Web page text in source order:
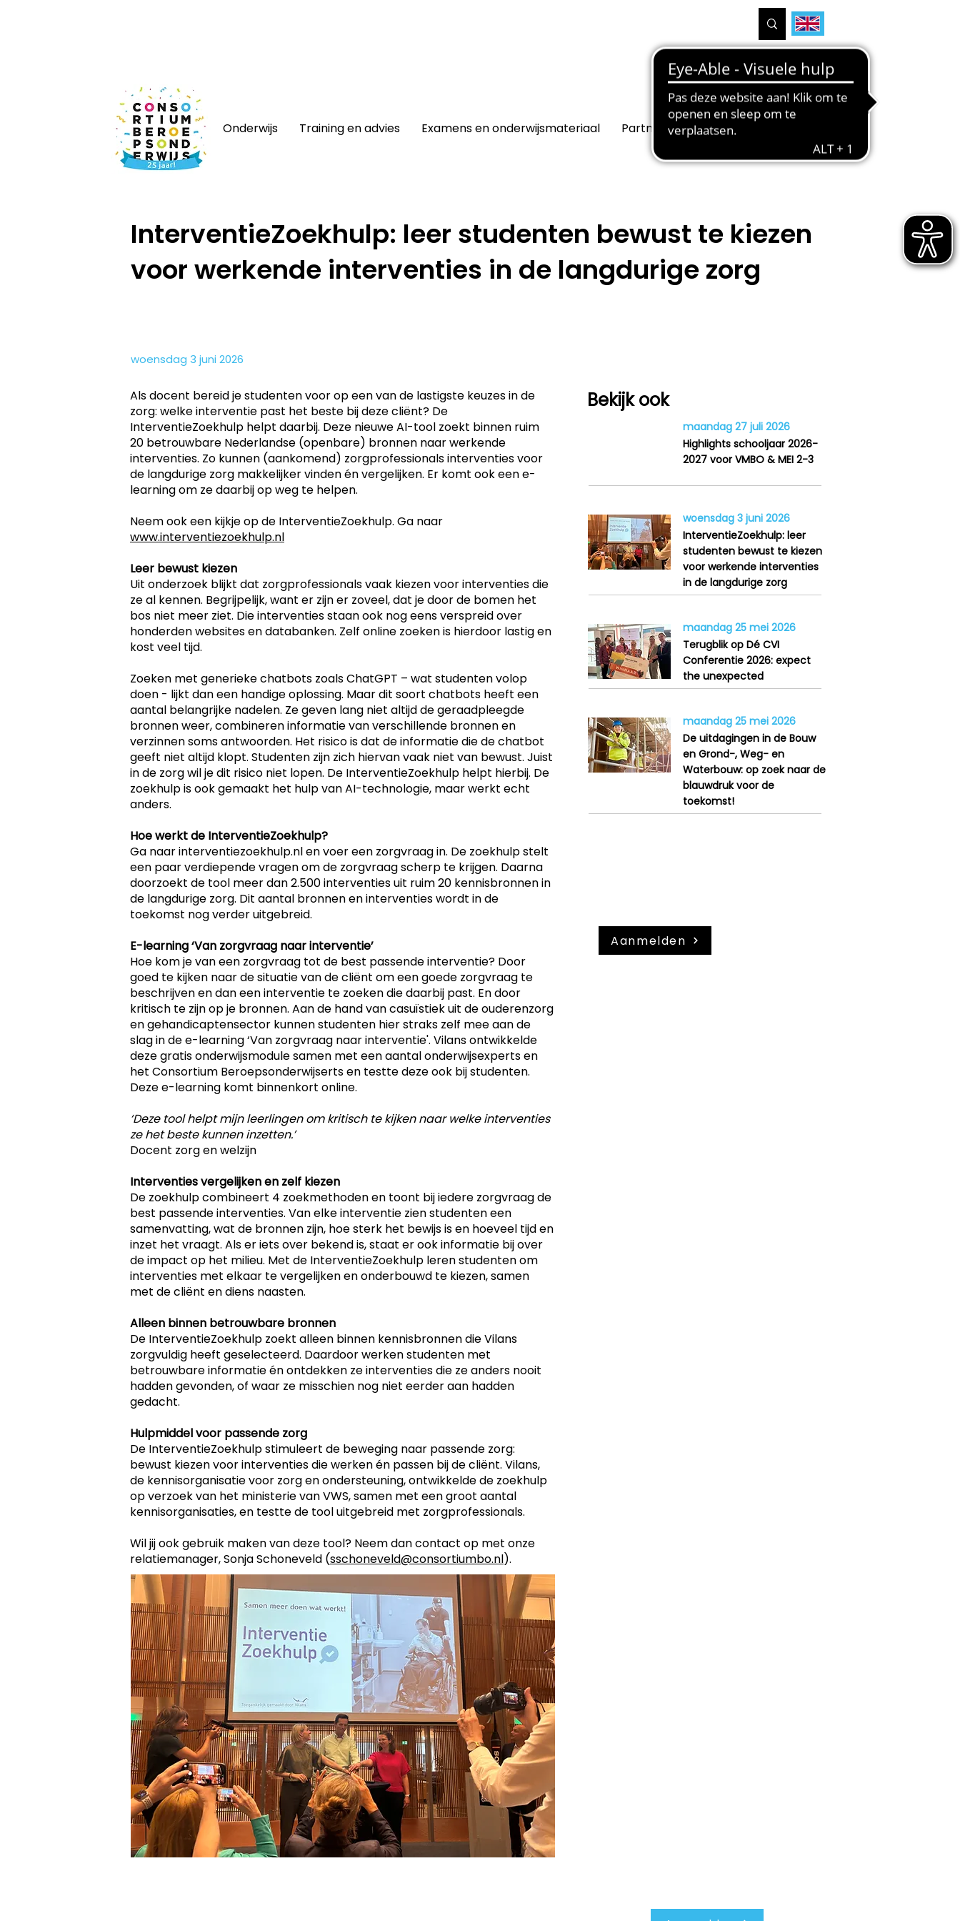
Onderwijs Training en advies Examens en onderwijsmateriaal Partners Projecten
Home/Nieuws
InterventieZoekhulp: leer studenten bewust te kiezen
voor werkende interventies in de langdurige zorg
woensdag 3 juni 2026
Als docent bereid je studenten voor op een van de lastigste keuzes in de
zorg: welke interventie past het beste bij deze cliënt? De
InterventieZoekhulp helpt daarbij. Deze nieuwe AI-tool zoekt binnen ruim
20 betrouwbare Nederlandse (openbare) bronnen naar werkende
interventies. Zo kunnen (aankomend) zorgprofessionals interventies voor
de langdurige zorg makkelijker vinden én vergelijken. Er komt ook een e-
learning om ze daarbij op weg te helpen.
Neem ook een kijkje op de InterventieZoekhulp. Ga naar
www.interventiezoekhulp.nl
Leer bewust kiezen
Uit onderzoek blijkt dat zorgprofessionals vaak kiezen voor interventies die
ze al kennen. Begrijpelijk, want er zijn er zoveel, dat je door de bomen het
bos niet meer ziet. Die interventies staan ook nog eens verspreid over
honderden websites en databanken. Zelf online zoeken is hierdoor lastig en
kost veel tijd.
Zoeken met generieke chatbots zoals ChatGPT – wat studenten volop
doen - lijkt dan een handige oplossing. Maar dit soort chatbots heeft een
aantal belangrijke nadelen. Ze geven lang niet altijd de geraadpleegde
bronnen weer, combineren informatie van verschillende bronnen en
verzinnen soms antwoorden. Het risico is dat de informatie die de chatbot
geeft niet altijd klopt. Studenten zijn zich hiervan vaak niet van bewust. Juist
in de zorg wil je dit risico niet lopen. De InterventieZoekhulp helpt hierbij. De
zoekhulp is ook gemaakt het hulp van AI-technologie, maar werkt echt
anders.
Hoe werkt de InterventieZoekhulp?
Ga naar interventiezoekhulp.nl en voer een zorgvraag in. De zoekhulp stelt
een paar verdiepende vragen om de zorgvraag scherp te krijgen. Daarna
doorzoekt de tool meer dan 2.500 interventies uit ruim 20 kennisbronnen in
de langdurige zorg. Dit aantal bronnen en interventies wordt in de
toekomst nog verder uitgebreid.
E-learning ‘Van zorgvraag naar interventie’
Hoe kom je van een zorgvraag tot de best passende interventie? Door
goed te kijken naar de situatie van de cliënt om een goede zorgvraag te
beschrijven en dan een interventie te zoeken die daarbij past. En door
kritisch te zijn op je bronnen. Aan de hand van casuïstiek uit de ouderenzorg
en gehandicaptensector kunnen studenten hier straks zelf mee aan de
slag in de e-learning ‘Van zorgvraag naar interventie'. Vilans ontwikkelde
deze gratis onderwijsmodule samen met een aantal onderwijsexperts en
het Consortium Beroepsonderwijserts en testte deze ook bij studenten.
Deze e-learning komt binnenkort online.
‘Deze tool helpt mijn leerlingen om kritisch te kijken naar welke interventies
ze het beste kunnen inzetten.’
Docent zorg en welzijn
Interventies vergelijken en zelf kiezen
De zoekhulp combineert 4 zoekmethoden en toont bij iedere zorgvraag de
best passende interventies. Van elke interventie zien studenten een
samenvatting, wat de bronnen zijn, hoe sterk het bewijs is en hoeveel tijd en
inzet het vraagt. Als er iets over bekend is, staat er ook informatie bij over
de impact op het milieu. Met de InterventieZoekhulp leren studenten om
interventies met elkaar te vergelijken en onderbouwd te kiezen, samen
met de cliënt en diens naasten.
Alleen binnen betrouwbare bronnen
De InterventieZoekhulp zoekt alleen binnen kennisbronnen die Vilans
zorgvuldig heeft geselecteerd. Daardoor werken studenten met
betrouwbare informatie én ontdekken ze interventies die ze anders nooit
hadden gevonden, of waar ze misschien nog niet eerder aan hadden
gedacht.
Hulpmiddel voor passende zorg
De InterventieZoekhulp stimuleert de beweging naar passende zorg:
bewust kiezen voor interventies die werken én passen bij de cliënt. Vilans,
de kennisorganisatie voor zorg en ondersteuning, ontwikkelde de zoekhulp
op verzoek van het ministerie van VWS, samen met een groot aantal
kennisorganisaties, en testte de tool uitgebreid met zorgprofessionals.
Wil jij ook gebruik maken van deze tool? Neem dan contact op met onze
relatiemanager, Sonja Schoneveld (sschoneveld@consortiumbo.nl).
Bekijk ook
maandag 27 juli 2026
Highlights schooljaar 2026-
2027 voor VMBO & MEI 2-3
woensdag 3 juni 2026
InterventieZoekhulp: leer
studenten bewust te kiezen
voor werkende interventies
in de langdurige zorg
maandag 25 mei 2026
Terugblik op Dé CVI
Conferentie 2026: expect
the unexpected
maandag 25 mei 2026
De uitdagingen in de Bouw
en Grond-, Weg- en
Waterbouw: op zoek naar de
blauwdruk voor de
toekomst!
Aanmelden